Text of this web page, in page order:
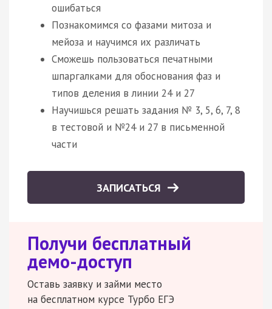
ошибаться
Познакомимся со фазами митоза и
мейоза и научимся их различать
Сможешь пользоваться печатными
шпаргалками для обоснования фаз и
типов деления в линии 24 и 27
Научишься решать задания № 3, 5, 6, 7, 8
в тестовой и №24 и 27 в письменной
части
ЗАПИСАТЬСЯ
Получи бесплатный
демо-доступ
Оставь заявку и займи место
на бесплатном курсе Турбо ЕГЭ